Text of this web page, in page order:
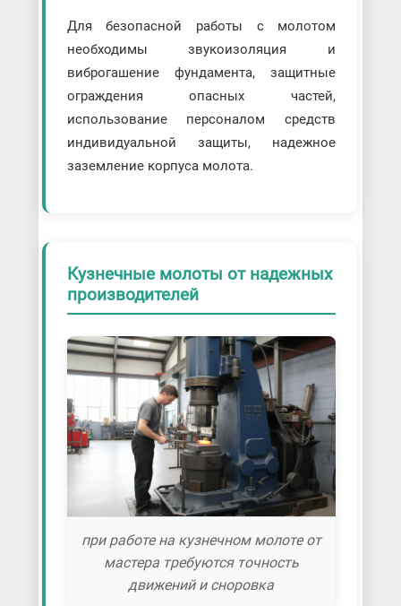
Для безопасной работы с молотом
необходимы звукоизоляция и
виброгашение фундамента, защитные
ограждения опасных частей,
использование персоналом средств
индивидуальной защиты, надежное
заземление корпуса молота.
Кузнечные молоты от надежных
производителей
при работе на кузнечном молоте от
мастера требуются точность
движений и сноровка